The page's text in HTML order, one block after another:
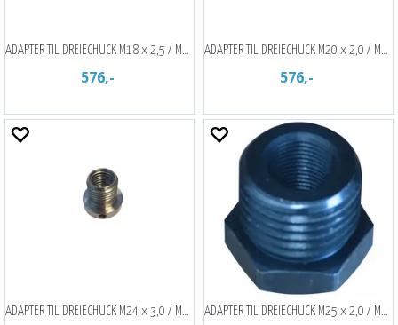
ADAPTER TIL DREIECHUCK M18 x 2,5 / M33
576,-
ADAPTER TIL DREIECHUCK M20 x 2,0 / M33
576,-
ADAPTER TIL DREIECHUCK M24 x 3,0 / M33 ADAPTER TIL DREIECHUCK M25 x 2,0 / M33